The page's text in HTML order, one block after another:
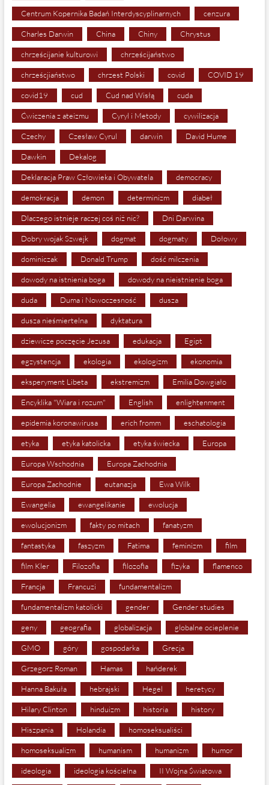
Centrum Kopernika Badań Interdyscyplinarnych cenzura
Charles Darwin China Chiny Chrystus
chrześcijanie kulturowi chrześcijaństwo
chrześcjiaństwo chrzest Polski covid COVID 19
covid19 cud Cud nad Wisłą cuda
Ćwiczenia z ateizmu Cyryl i Metody cywilizacja
Czechy Czesław Cyrul darwin David Hume
Dawkin Dekalog
Deklaracja Praw Człowieka i Obywatela democracy
demokracja demon determinizm diabeł
Dlaczego istnieje raczej coś niż nic? Dni Darwina
Dobry wojak Szwejk dogmat dogmaty Dołowy
dominiczak Donald Trump dość milczenia
dowody na istnienia boga dowody na nieistnienie boga
duda Duma i Nowoczesność dusza
dusza nieśmiertelna dyktatura
dziewicze poczęcie Jezusa edukacja Egipt
egzystencja ekologia ekologizm ekonomia
eksperyment Libeta ekstremizm Emilia Dowgiało
Encyklika "Wiara i rozum" English enlightenment
epidemia koronawirusa erich fromm eschatologia
etyka etyka katolicka etyka świecka Europa
Europa Wschodnia Europa Zachodnia
Europa Zachodnie eutanazja Ewa Wilk
Ewangelia ewangelikanie ewolucja
ewolucjonizm fakty po mitach fanatyzm
fantastyka faszyzm Fatima feminizm film
film Kler Filozofia filozofia fizyka flamenco
Francja Francuzi fundamentalizm
fundamentalizm katolicki gender Gender studies
geny geografia globalizacja globalne ocieplenie
GMO góry gospodarka Grecja
Grzegorz Roman Hamas hańderek
Hanna Bakuła hebrajski Hegel heretycy
Hilary Clinton hinduizm historia history
Hiszpania Holandia homoseksualiści
homoseksualizm humanism humanizm humor
ideologia ideologia kościelna II Wojna Światowa